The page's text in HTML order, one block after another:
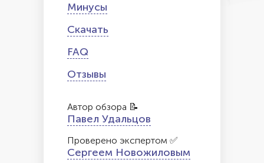
Минусы
Скачать
FAQ
Отзывы
Автор обзора 📝
Павел Удальцов
Проверено экспертом ✅
Сергеем Новожиловым